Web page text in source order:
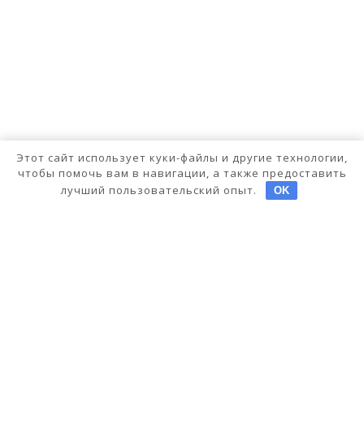
Этот сайт использует куки-файлы и другие технологии,
чтобы помочь вам в навигации, а также предоставить
лучший пользовательский опыт.
OK